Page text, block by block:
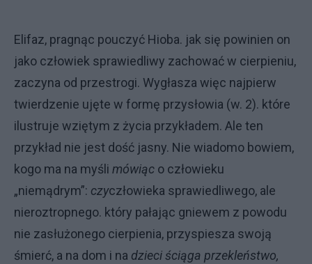
Elifaz, pragnąc pouczyć Hio­ba. jak się powinien on
jako człowiek sprawiedliwy zachować w cierpieniu,
zaczyna od przestrogi. Wygłasza więc najpierw
twierdzenie ujęte w formę przysłowia (w. 2). które
ilustruje wzię­tym z życia przykładem. Ale ten
przykład nie jest dość jasny. Nie wia­domo bowiem,
kogo ma na myśli mó­wiąc o człowieku
„niemądrym”: czyczłowieka sprawiedliwego, ale
nieroz­tropnego. który pałając gniewem z po­wodu
nie zasłużonego cierpienia, przy­spiesza swoją
śmierć, a na dom i na dzieci ściąga przekleństwo,